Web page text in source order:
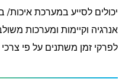
יכולים לסייע במערכת
אנרגיה וקיימות ומערכות
לפרקי זמן משתנים על פי צרכי